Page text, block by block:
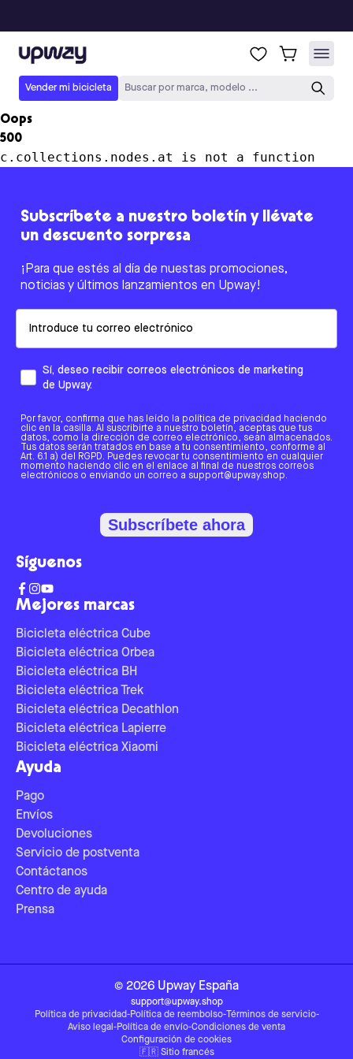
Upway
Vender mi bicicleta Buscar por marca, modelo ...
Oops
500
c.collections.nodes.at is not a function
Mejores marcas
Bicicleta eléctrica Cube
Bicicleta eléctrica Orbea
Bicicleta eléctrica BH
Bicicleta eléctrica Trek
Bicicleta eléctrica Decathlon
Bicicleta eléctrica Lapierre
Bicicleta eléctrica Xiaomi
Ayuda
Pago
Envíos
Devoluciones
Servicio de postventa
Contáctanos
Centro de ayuda
Prensa
Subscríbete a nuestro boletín y llévate
un descuento sorpresa
¡Para que estés al día de nuestas promociones,
noticias y últimos lanzamientos en Upway!
Sí, deseo recibir correos electrónicos de marketing
de Upway.
Por favor, confirma que has leído la política de privacidad haciendo
clic en la casilla. Al suscribirte a nuestro boletín, aceptas que tus
datos, como la dirección de correo electrónico, sean almacenados.
Tus datos serán tratados en base a tu consentimiento, conforme al
Art. 6.1 a) del RGPD. Puedes revocar tu consentimiento en cualquier
momento haciendo clic en el enlace al final de nuestros correos
electrónicos o enviando un correo a support@upway.shop.
Subscríbete ahora
Síguenos
© 2026 Upway España
support@upway.shop
Política de privacidad-Política de reembolso-Términos de servicio-
Aviso legal -Política de envío-Condiciones de venta
Configuración de cookies
🇫🇷 Sitio francés